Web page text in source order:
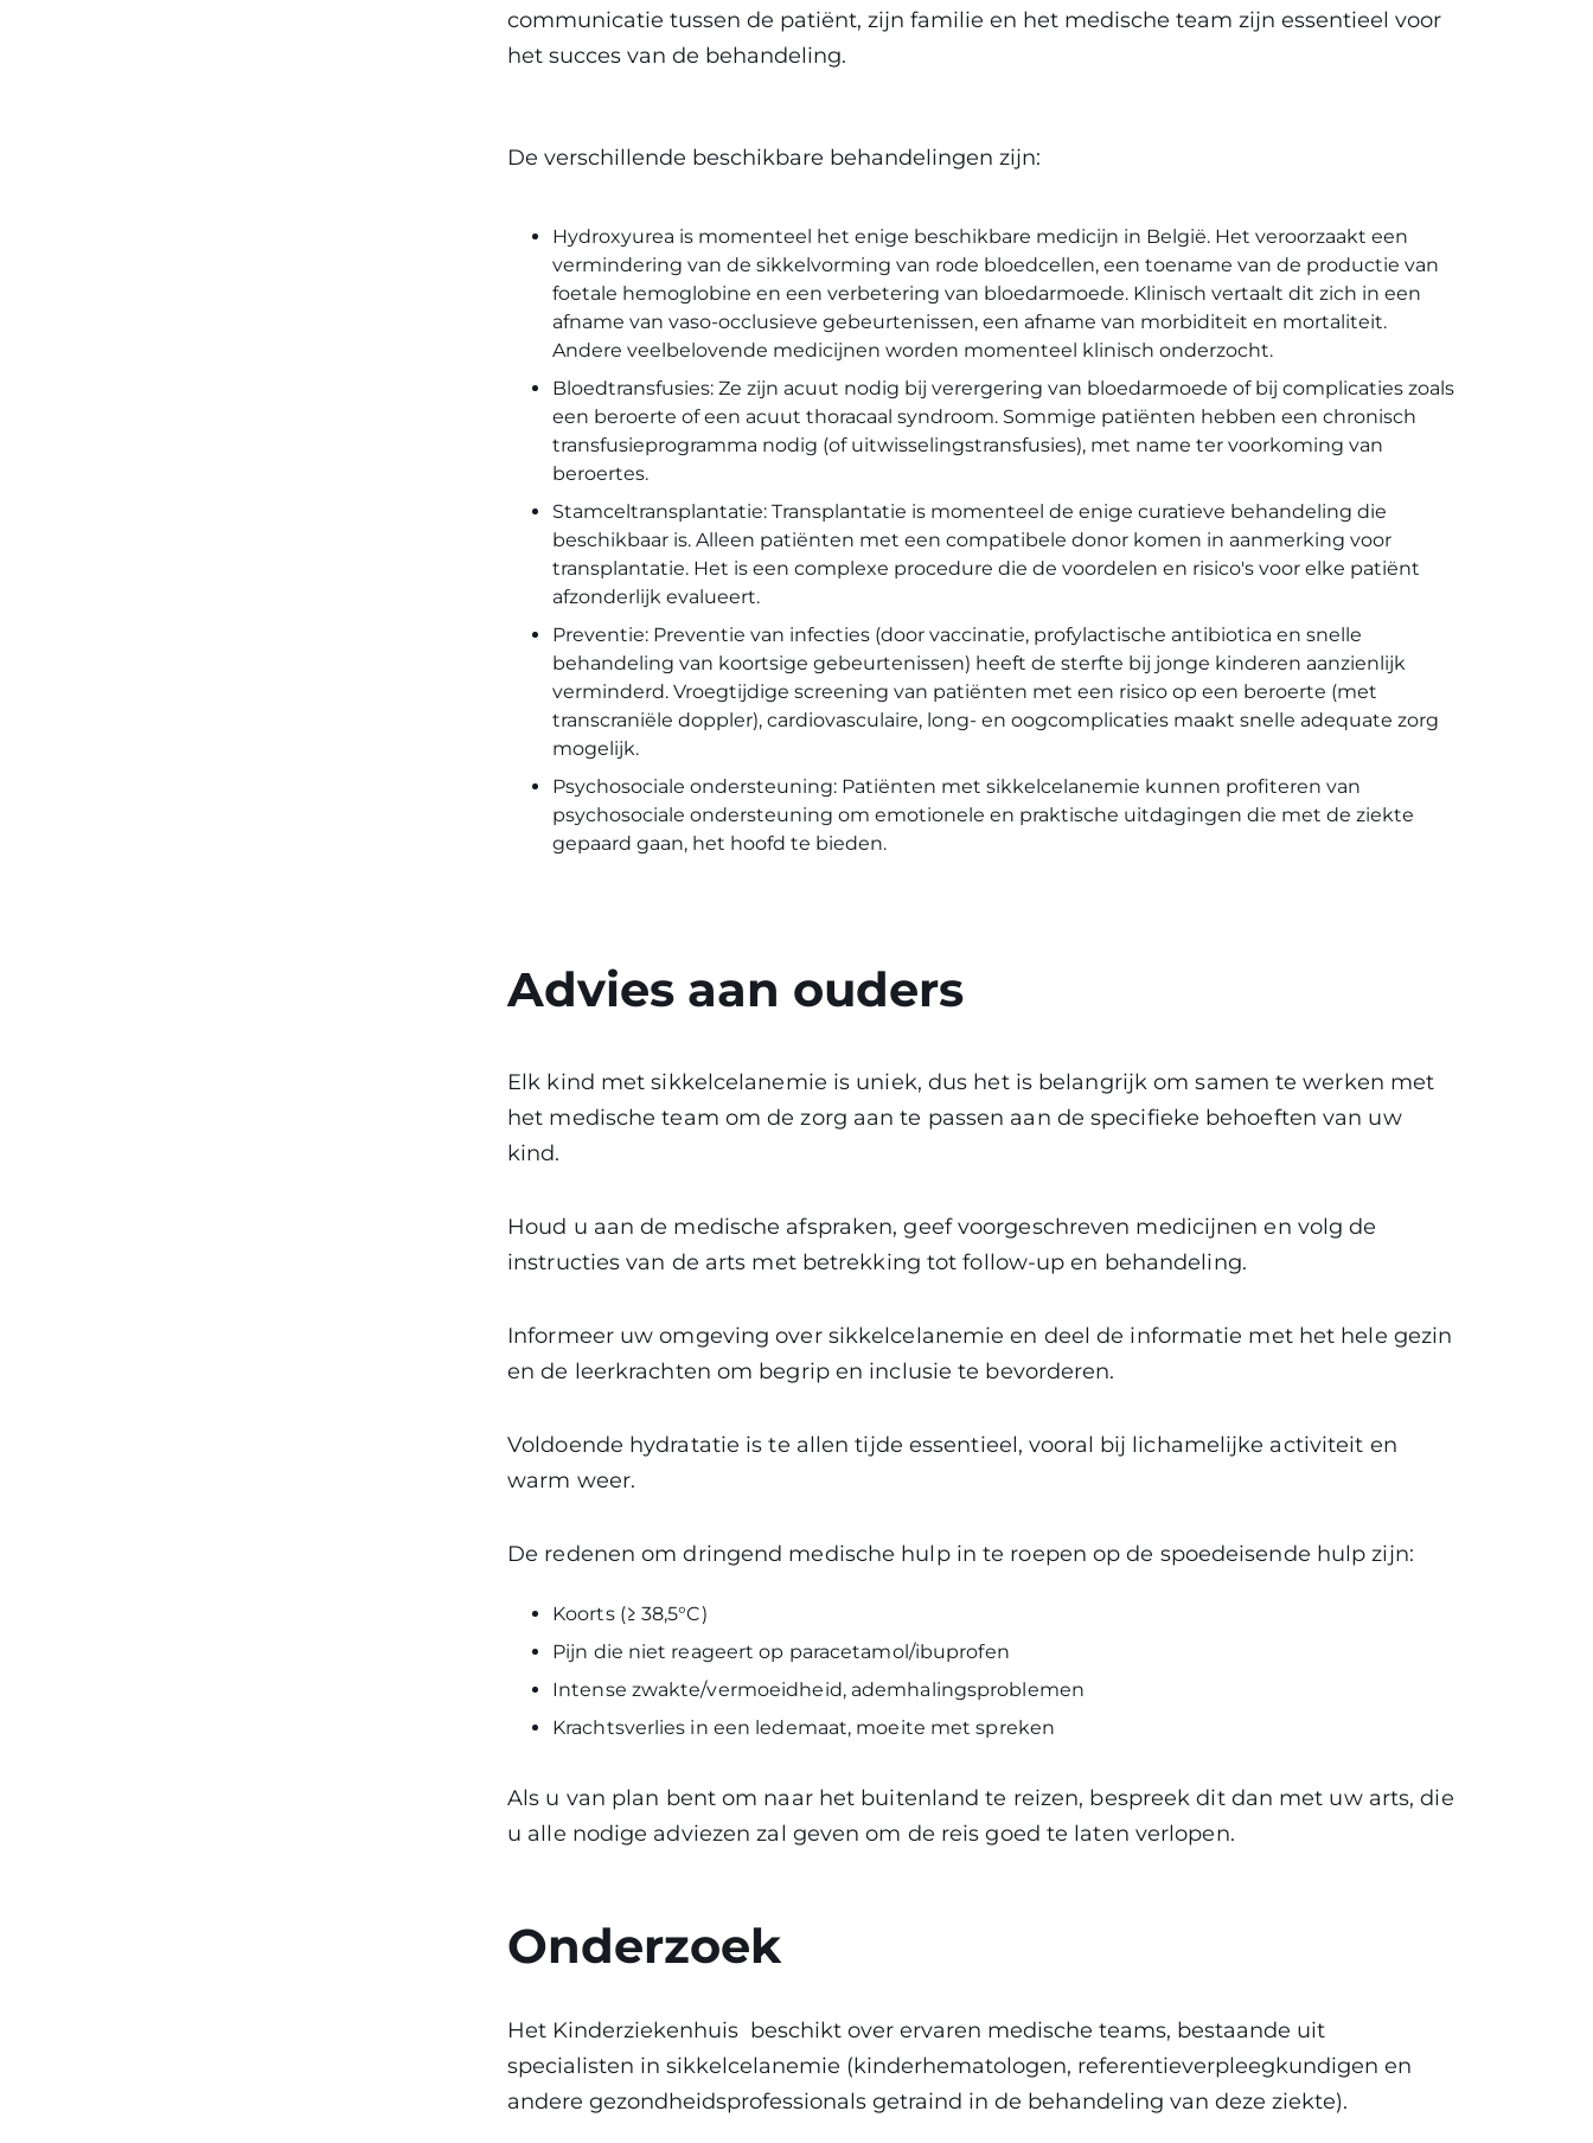
communicatie tussen de patiënt, zijn familie en het medische team zijn essentieel voor
het succes van de behandeling.
De verschillende beschikbare behandelingen zijn:
Hydroxyurea is momenteel het enige beschikbare medicijn in België. Het veroorzaakt een
vermindering van de sikkelvorming van rode bloedcellen, een toename van de productie van
foetale hemoglobine en een verbetering van bloedarmoede. Klinisch vertaalt dit zich in een
afname van vaso-occlusieve gebeurtenissen, een afname van morbiditeit en mortaliteit.
Andere veelbelovende medicijnen worden momenteel klinisch onderzocht.
Bloedtransfusies: Ze zijn acuut nodig bij verergering van bloedarmoede of bij complicaties zoals
een beroerte of een acuut thoracaal syndroom. Sommige patiënten hebben een chronisch
transfusieprogramma nodig (of uitwisselingstransfusies), met name ter voorkoming van
beroertes.
Stamceltransplantatie: Transplantatie is momenteel de enige curatieve behandeling die
beschikbaar is. Alleen patiënten met een compatibele donor komen in aanmerking voor
transplantatie. Het is een complexe procedure die de voordelen en risico's voor elke patiënt
afzonderlijk evalueert.
Preventie: Preventie van infecties (door vaccinatie, profylactische antibiotica en snelle
behandeling van koortsige gebeurtenissen) heeft de sterfte bij jonge kinderen aanzienlijk
verminderd. Vroegtijdige screening van patiënten met een risico op een beroerte (met
transcraniële doppler), cardiovasculaire, long- en oogcomplicaties maakt snelle adequate zorg
mogelijk.
Psychosociale ondersteuning: Patiënten met sikkelcelanemie kunnen profiteren van
psychosociale ondersteuning om emotionele en praktische uitdagingen die met de ziekte
gepaard gaan, het hoofd te bieden.
Advies aan ouders
Elk kind met sikkelcelanemie is uniek, dus het is belangrijk om samen te werken met
het medische team om de zorg aan te passen aan de specifieke behoeften van uw
kind.
Houd u aan de medische afspraken, geef voorgeschreven medicijnen en volg de
instructies van de arts met betrekking tot follow-up en behandeling.
Informeer uw omgeving over sikkelcelanemie en deel de informatie met het hele gezin
en de leerkrachten om begrip en inclusie te bevorderen.
Voldoende hydratatie is te allen tijde essentieel, vooral bij lichamelijke activiteit en
warm weer.
De redenen om dringend medische hulp in te roepen op de spoedeisende hulp zijn:
Koorts (≥ 38,5°C)
Pijn die niet reageert op paracetamol/ibuprofen
Intense zwakte/vermoeidheid, ademhalingsproblemen
Krachtsverlies in een ledemaat, moeite met spreken
Als u van plan bent om naar het buitenland te reizen, bespreek dit dan met uw arts, die
u alle nodige adviezen zal geven om de reis goed te laten verlopen.
Onderzoek
Het Kinderziekenhuis beschikt over ervaren medische teams, bestaande uit
specialisten in sikkelcelanemie (kinderhematologen, referentieverpleegkundigen en
andere gezondheidsprofessionals getraind in de behandeling van deze ziekte).